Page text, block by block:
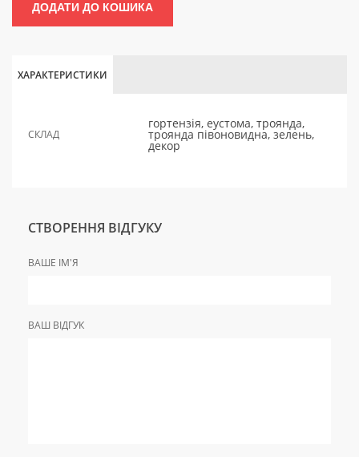
ДОДАТИ ДО КОШИКА
ХАРАКТЕРИСТИКИ
СКЛАД
гортензія, еустома, троянда,
троянда півоновидна, зелень,
декор
СТВОРЕННЯ ВІДГУКУ
ВАШЕ ІМ'Я
ВАШ ВІДГУК